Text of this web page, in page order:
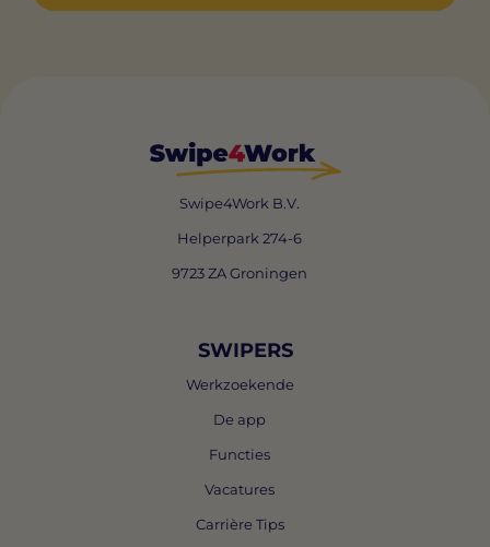
Swipe4Work B.V.
Helperpark 274-6
9723 ZA Groningen
SWIPERS
Werkzoekende
De app
Functies
Vacatures
Carrière Tips